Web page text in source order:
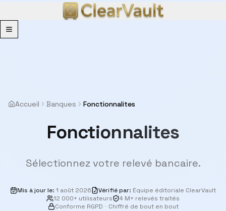
Menu
Accueil Banques Fonctionnalites
Fonctionnalites
Sélectionnez votre relevé bancaire.
Mis à jour le: 1 août 2026 Vérifié par: Équipe éditoriale ClearVault
12 000+ utilisateurs
4 M+ relevés traités
Conforme RGPD · Chiffré de bout en bout